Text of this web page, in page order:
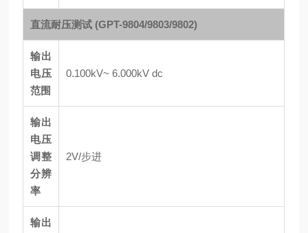
直流耐压测试 (GPT-9804/9803/9802)
输出
电压
范围
0.100kV~ 6.000kV dc
输出
电压
调整
分辨
率
2V/步进
输出